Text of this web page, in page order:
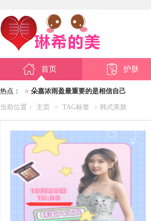
首页 护肤
热点： 朵嘉浓雨盈最重要的是相信自己
当前位置： 主页 > TAG标签 > 韩式美肤